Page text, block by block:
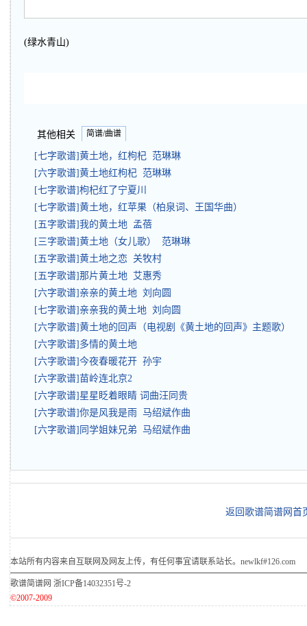
(绿水青山)
其他相关 简谱/曲谱
[七字歌谱]黄土地，红枸杞 范琳琳
[六字歌谱]黄土地红枸杞 范琳琳
[七字歌谱]枸杞红了宁夏川
[七字歌谱]黄土地，红苹果（柏泉词、王国华曲）
[五字歌谱]我的黄土地 孟蓓
[三字歌谱]黄土地（女儿歌） 范琳琳
[五字歌谱]黄土地之恋 关牧村
[五字歌谱]那片黄土地 艾惠秀
[六字歌谱]亲亲的黄土地 刘向圆
[七字歌谱]亲亲我的黄土地 刘向圆
[六字歌谱]黄土地的回声（电视剧《黄土地的回声》主题歌）
[六字歌谱]多情的黄土地
[六字歌谱]今夜春暖花开 孙宇
[六字歌谱]苗岭连北京2
[六字歌谱]星星眨着眼睛 词曲汪同贵
[六字歌谱]你是风我是雨 马绍斌作曲
[六字歌谱]同学姐妹兄弟 马绍斌作曲
返回歌谱简谱网首
本站所有内容来自互联网及网友上传，有任何事宜请联系站长。newlkf#126.com
歌谱简谱网 浙ICP备14032351号-2
©2007-2009